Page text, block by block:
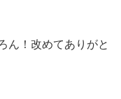
ん！改めてありがと